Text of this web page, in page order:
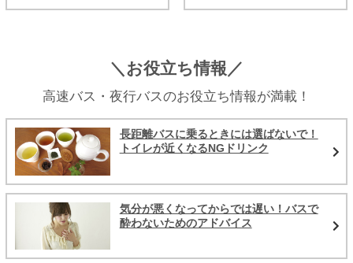
＼お役立ち情報／
高速バス・夜行バスのお役立ち情報が満載！
長距離バスに乗るときには選ばないで！
トイレが近くなるNGドリンク
気分が悪くなってからでは遅い！バスで
酔わないためのアドバイス